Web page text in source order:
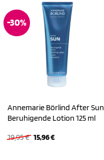
-30%
Annemarie Börlind After Sun
Beruhigende Lotion 125 ml
19,95€ Ursprünglicher
15,96€Aktueller